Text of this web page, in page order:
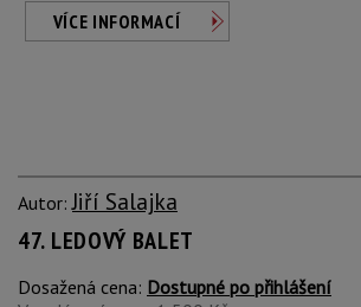
VÍCE INFORMACÍ
Autor:Jiří Salajka
47. LEDOVÝ BALET
Dosažená cena: Dostupné po přihlášení